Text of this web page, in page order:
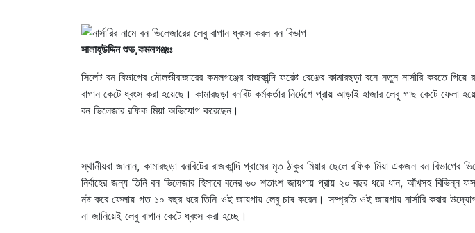
সালাহ্উদ্দিন শুভ,কমলগঞ্জঃঃ
সিলেট বন বিভাগের মৌলভীবাজারের কমলগঞ্জের রাজকান্দি ফরেষ্ট রেঞ্জের কামারছড়া বনে নতুন নার্সারি করতে
বাগান কেটে ধ্বংস করা হয়েছে। কামারছড়া বনবিট কর্মকর্তার নির্দেশে প্রায় আড়াই হাজার লেবু গাছ কেটে ফেলা
বন ভিলেজার রফিক মিয়া অভিযোগ করেছেন।
স্থানীয়রা জানান, কামারছড়া বনবিটের রাজকান্দি গ্রামের মৃত ঠাকুর মিয়ার ছেলে রফিক মিয়া একজন বন বিভাগের
নির্বাহের জন্য তিনি বন ভিলেজার হিসাবে বনের ৬০ শতাংশ জায়গায় প্রায় ২০ বছর ধরে ধান, আঁখসহ
নষ্ট করে ফেলায় গত ১০ বছর ধরে তিনি ওই জায়গায় লেবু চাষ করেন। সম্প্রতি ওই জায়গায় নার্সারি করার
না জানিয়েই লেবু বাগান কেটে ধ্বংস করা হচ্ছে।